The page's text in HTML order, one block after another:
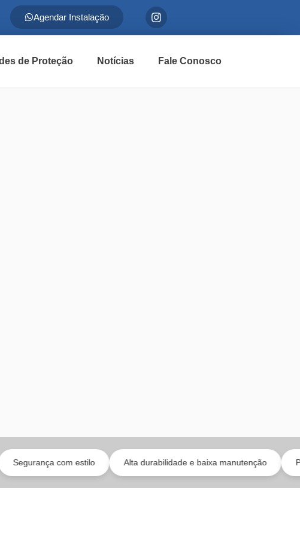
Agendar Instalação
de Proteção Notícias Fale Conosco
com estilo Alta durabilidade e baixa manutenção Perfeito para